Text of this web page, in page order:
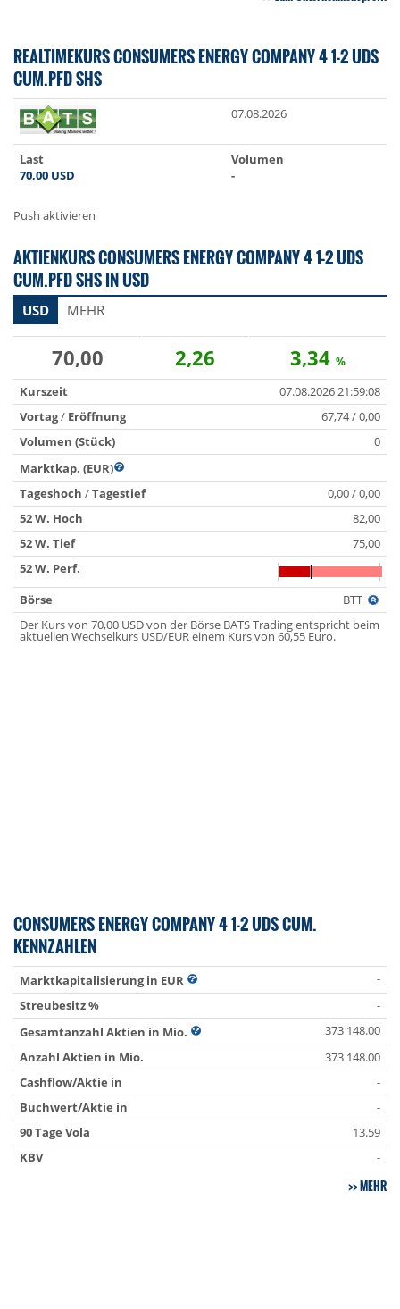
REALTIMEKURS CONSUMERS ENERGY COMPANY 4 1-2 UDS
CUM.PFD SHS
07.08.2026
Last
70,00 USD
Volumen
-
Push aktivieren
AKTIENKURS CONSUMERS ENERGY COMPANY 4 1-2 UDS
CUM.PFD SHS IN USD
USD MEHR
70,00 2,26 3,34 %
Kurszeit
07.08.2026 21:59:08
Vortag/ Eröffnung
67,74 / 0,00
Volumen (Stück)
0
Marktkap. (EUR)
Tageshoch /Tagestief
0,00 / 0,00
52 W. Hoch
82,00
52 W. Tief
75,00
52 W. Perf.
Börse
BTT
Der Kurs von 70,00 USD von der Börse BATS Trading entspricht beim
aktuellen Wechselkurs USD/EUR einem Kurs von 60,55 Euro.
CONSUMERS ENERGY COMPANY 4 1-2 UDS CUM.
KENNZAHLEN
Marktkapitalisierung in EUR
-
Streubesitz %
-
Gesamtanzahl Aktien in Mio.
373 148.00
Anzahl Aktien in Mio.
373 148.00
Cashflow/Aktie in
-
Buchwert/Aktie in
-
90 Tage Vola
13.59
KBV
-
MEHR